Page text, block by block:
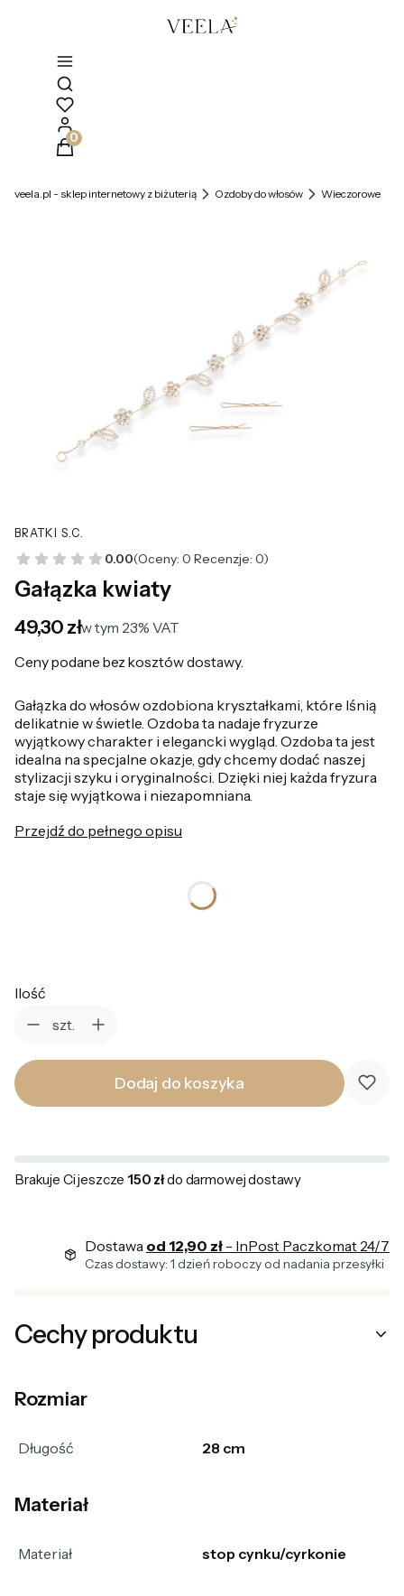
Otwórz wyszukiwarkę
Produkty w koszyku: 0. Zobacz szczegóły
veela.pl - sklep internetowy z biżuterią Ozdoby do włosów Wieczorowe
BRATKI S.C.
0.00(Oceny: 0 Recenzje: 0)
Gałązka kwiaty
Cena
49,30 złw tym 23% VAT
w tym 23% VAT
Ceny podane bez kosztów dostawy.
Gałązka do włosów ozdobiona kryształkami, które lśnią
delikatnie w świetle. Ozdoba ta nadaje fryzurze
wyjątkowy charakter i elegancki wygląd. Ozdoba ta jest
idealna na specjalne okazje, gdy chcemy dodać naszej
stylizacji szyku i oryginalności. Dzięki niej każda fryzura
staje się wyjątkowa i niezapomniana.
Przejdź do pełnego opisu
Ilość
szt.
Dodaj do koszyka
Brakuje Ci jeszcze 150 złdo darmowej dostawy
Dostawa od 12,90 zł - InPost Paczkomat 24/7
Czas dostawy: 1 dzień roboczy od nadania przesyłki
Cechy produktu
Rozmiar
Długość 28 cm
Materiał
Materiał stop cynku/cyrkonie